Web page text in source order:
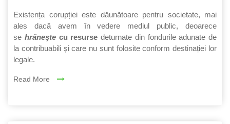
Existența corupției este dăunătoare pentru societate, mai
ales dacă avem în vedere mediul public, deoarece
se hrăneştecu resurse deturnate din fondurile adunate de
la contribuabili și care nu sunt folosite conform destinației lor
legale.
Read More